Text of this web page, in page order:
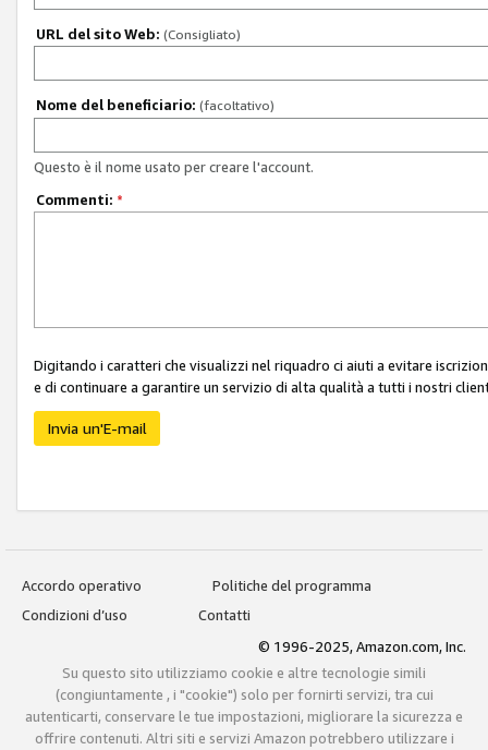
URL del sito Web: (Consigliato)
Nome del beneficiario: (facoltativo)
Questo è il nome usato per creare l'account.
Commenti: *
Digitando i caratteri che visualizzi nel riquadro ci aiuti a evitare
e di continuare a garantire un servizio di alta qualità a tutti i nostri
Invia un'E-mail
Accordo operativo
Politiche del programma
Condizioni d’uso
Contatti
© 1996-2025, Amazon.com, Inc.
Su questo sito utilizziamo cookie e altre tecnologie simili
(congiuntamente , i "cookie") solo per fornirti servizi, tra cui
autenticarti, conservare le tue impostazioni, migliorare la sicurezza e
offrire contenuti. Altri siti e servizi Amazon potrebbero utilizzare i